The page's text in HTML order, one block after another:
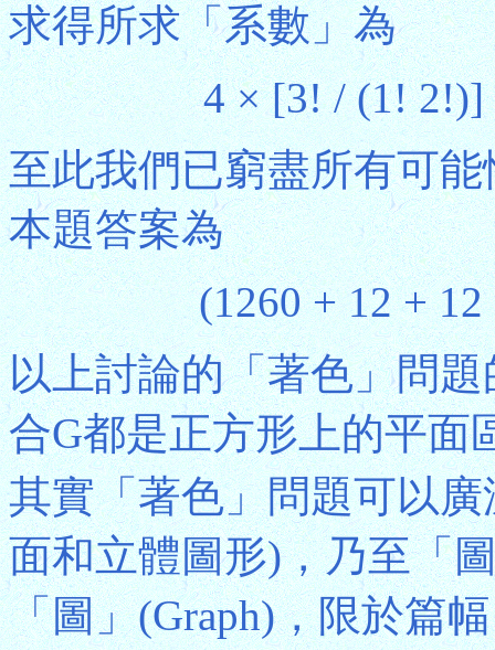
求得所求「系數」為
4 × [3! / (1!
至此我們已窮盡所有可
本題答案為
(1260 + 12 +
以上討論的「著色」問
合G都是正方形上的平面
其實「著色」問題可以
面和立體圖形)，乃至「
「圖」(Graph)，限於篇